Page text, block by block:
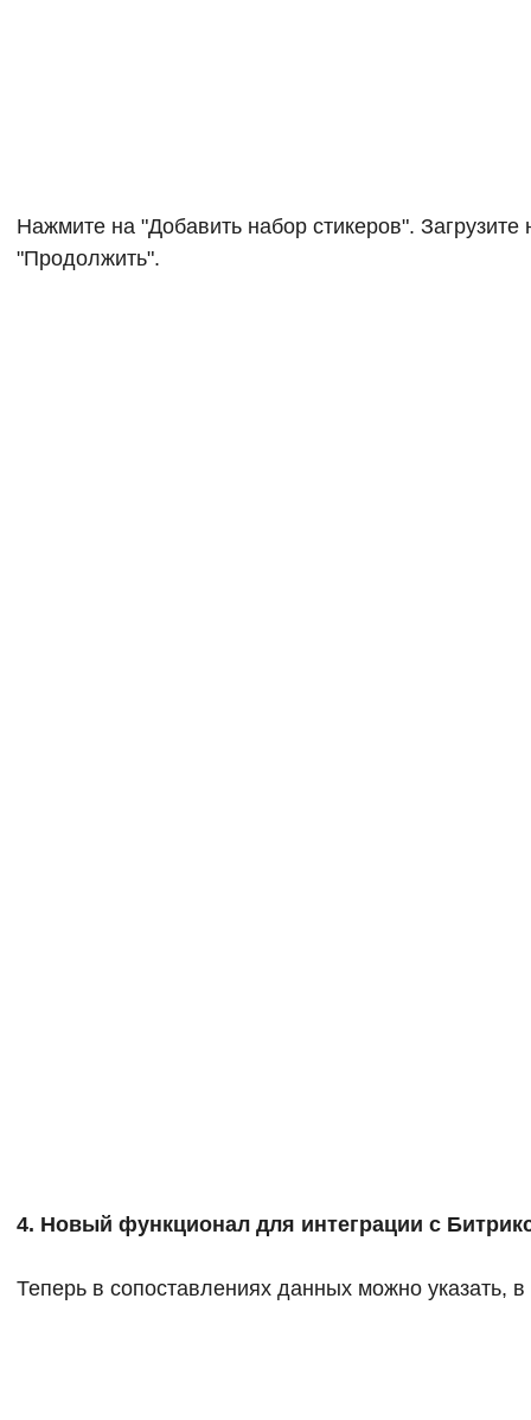
Нажмите на "Добавить набор стикеров".
"Продолжить".
4. Новый функционал для интеграции с
Теперь в сопоставлениях данных можно указать,